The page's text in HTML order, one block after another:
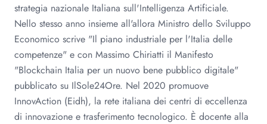
strategia nazionale Italiana sull'Intelligenza Artificiale.
Nello stesso anno insieme all'allora Ministro dello Sviluppo
Economico scrive "Il piano industriale per l'Italia delle
competenze" e con Massimo Chiriatti il Manifesto
"Blockchain Italia per un nuovo bene pubblico digitale"
pubblicato su IlSole24Ore. Nel 2020 promuove
InnovAction (Eidh), la rete italiana dei centri di eccellenza
di innovazione e trasferimento tecnologico. È docente alla